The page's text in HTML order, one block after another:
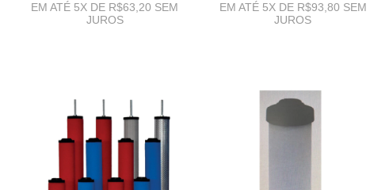
EM ATÉ 5X DE R$63,20 SEM
JUROS
EM ATÉ 5X DE R$93,80 SEM
JUROS